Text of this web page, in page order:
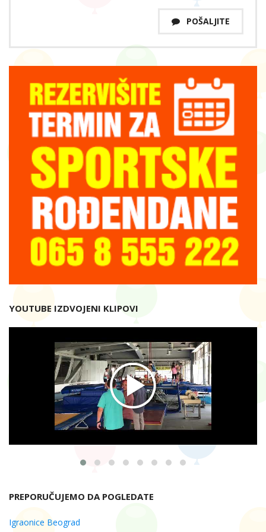
POŠALJITE
YOUTUBE IZDVOJENI KLIPOVI
PREPORUČUJEMO DA POGLEDATE
Igraonice Beograd